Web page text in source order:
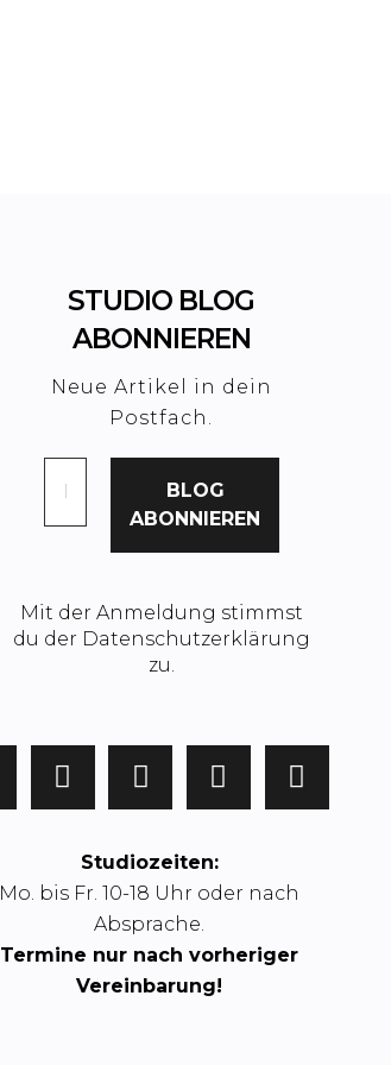
STUDIO BLOG
ABONNIEREN
Neue Artikel in dein
Postfach.
Mit der Anmeldung stimmst
du der Datenschutzerklärung
zu.
Studiozeiten:
Mo. bis Fr. 10-18 Uhr oder nach
Absprache.
Termine nur nach vorheriger
Vereinbarung!